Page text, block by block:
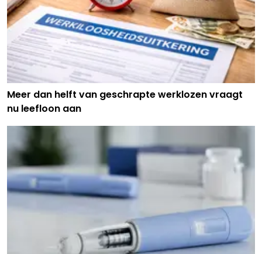
Meer dan helft van geschrapte werklozen vraagt
nu leefloon aan